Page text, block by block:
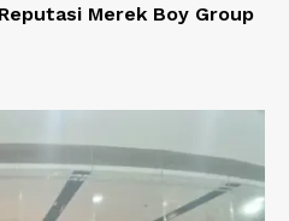
Merek Boy Group